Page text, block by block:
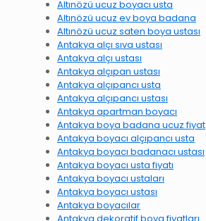
Altınözü ucuz boyacı usta
Altınözü ucuz ev boya badana
Altınözü ucuz saten boya ustası
Antakya alçı sıva ustası
Antakya alçı ustası
Antakya alçıpan ustası
Antakya alçıpancı usta
Antakya alçıpancı ustası
Antakya apartman boyacı
Antakya boya badana ucuz fiyat
Antakya boyacı alçıpancı usta
Antakya boyacı badanacı ustası
Antakya boyacı usta fiyatı
Antakya boyacı ustaları
Antakya boyacı ustası
Antakya boyacılar